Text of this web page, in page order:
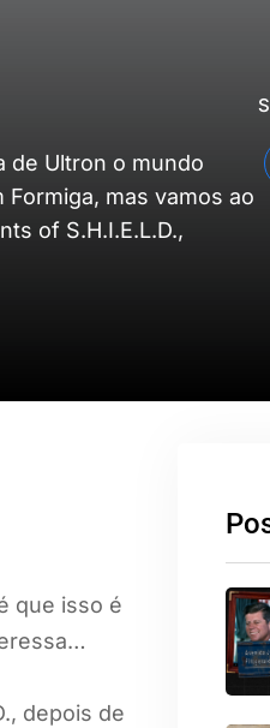
de Ultron o mundo
mas vamos ao
of S.H.I.E.L.D.,
que isso é
depois de